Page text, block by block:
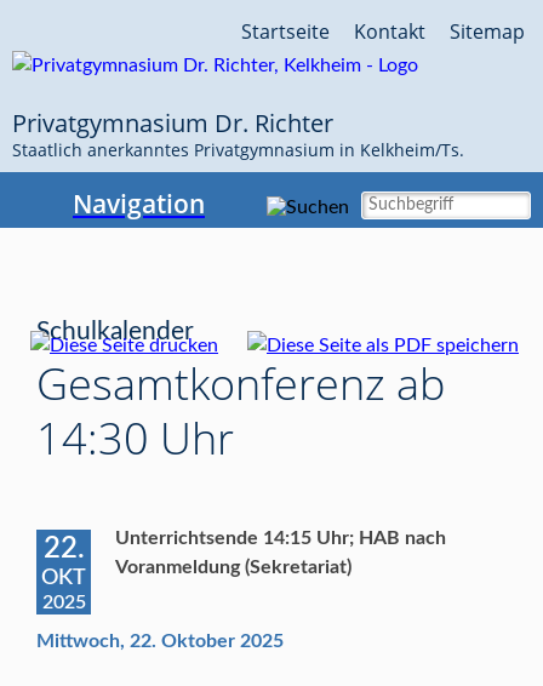
überspringen
Sitemap
Kontakt
Startseite
Privatgymnasium Dr. Richter
Staatlich anerkanntes Privatgymnasium in Kelkheim/Ts.
Navigation
Schulkalender
Gesamtkonferenz ab
14:30 Uhr
22.
OKT
2025
Unterrichtsende 14:15 Uhr; HAB nach
Voranmeldung (Sekretariat)
Mittwoch, 22. Oktober 2025